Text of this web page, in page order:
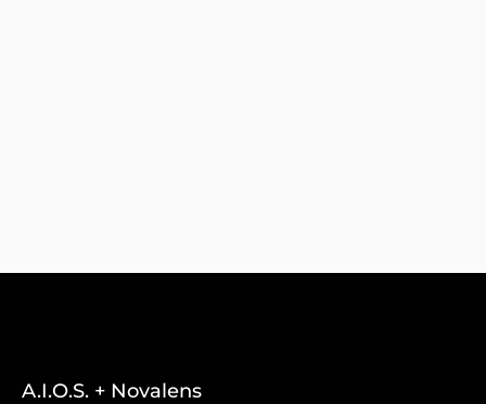
A.I.O.S. + Novalens